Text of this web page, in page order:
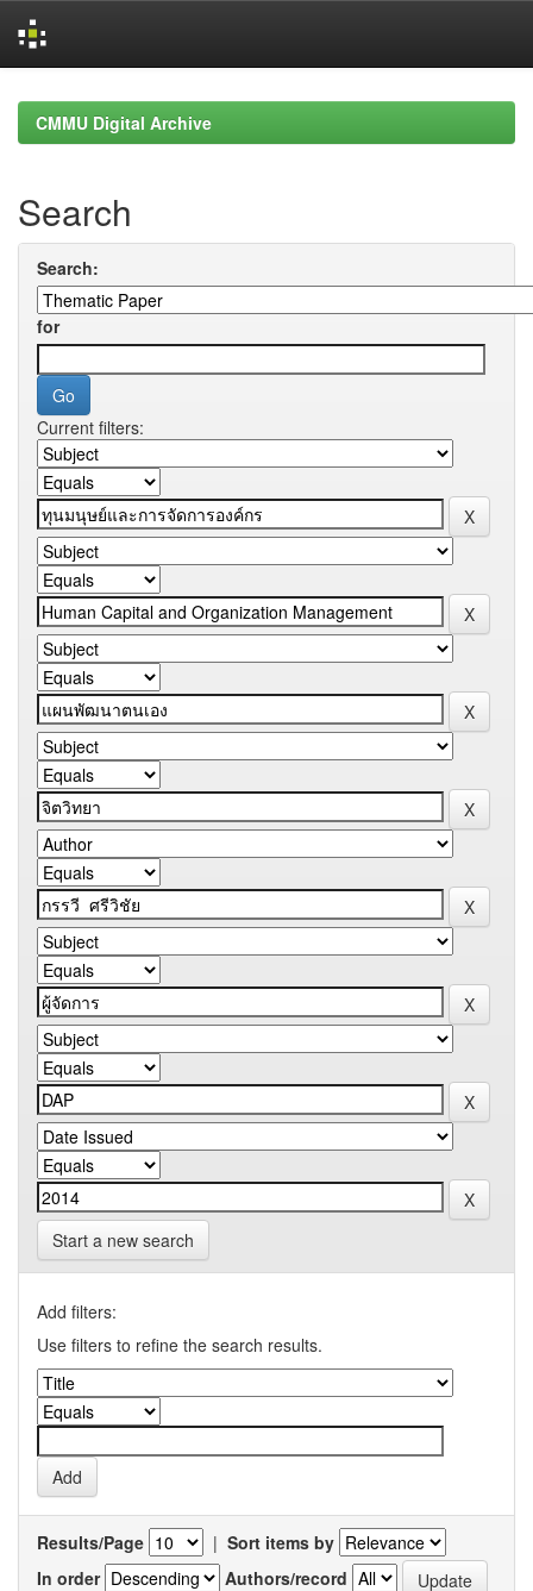
navigationCMMU Digital Archive
Search
Search:
for
Current filters:
Start a new search
Add filters:
Use filters to refine the search results.
Results/Page | Sort items by
In order
Authors/record